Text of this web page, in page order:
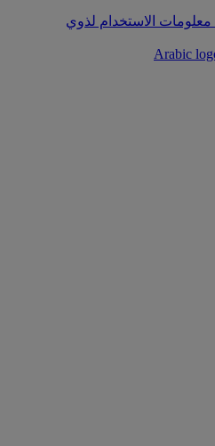
معلومات الاستخدام لذوي